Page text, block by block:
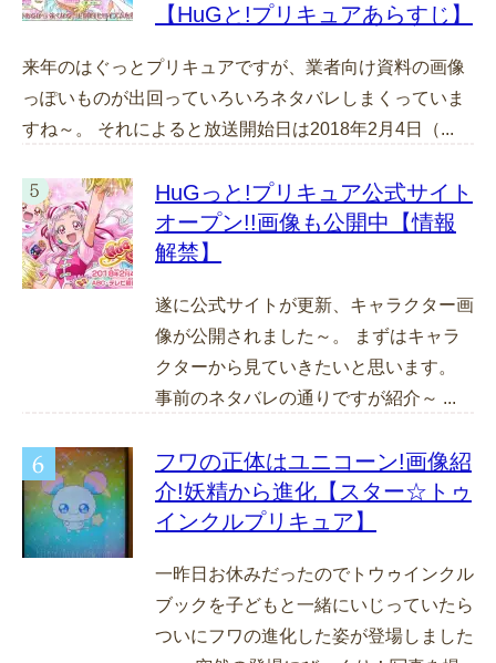
【HuGと!プリキュアあらすじ】
来年のはぐっとプリキュアですが、業者向け資料の画像
っぽいものが出回っていろいろネタバレしまくっていま
すね～。 それによると放送開始日は2018年2月4日（...
HuGっと!プリキュア公式サイト
オープン!!画像も公開中【情報
解禁】
遂に公式サイトが更新、キャラクター画
像が公開されました～。 まずはキャラ
クターから見ていきたいと思います。
事前のネタバレの通りですが紹介～ ...
フワの正体はユニコーン!画像紹
介!妖精から進化【スター☆トゥ
インクルプリキュア】
一昨日お休みだったのでトウゥインクル
ブックを子どもと一緒にいじっていたら
ついにフワの進化した姿が登場しました